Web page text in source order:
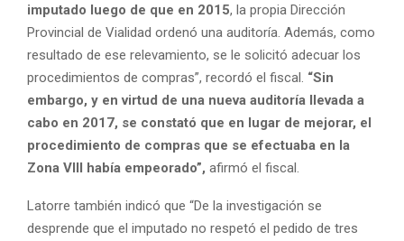
imputado luego de que en 2015, la propia Dirección
Provincial de Vialidad ordenó una auditoría. Además, como
resultado de ese relevamiento, se le solicitó adecuar los
procedimientos de compras”, recordó el fiscal. “Sin
embargo, y en virtud de una nueva auditoría llevada a
cabo en 2017, se constató que en lugar de mejorar, el
procedimiento de compras que se efectuaba en la
Zona VIII había empeorado”, afirmó el fiscal.
Latorre también indicó que “De la investigación se
desprende que el imputado no respetó el pedido de tres